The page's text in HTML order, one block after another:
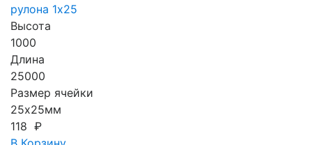
рулона 1х25
Высота
1000
Длина
25000
Размер ячейки
25х25мм
118 ₽